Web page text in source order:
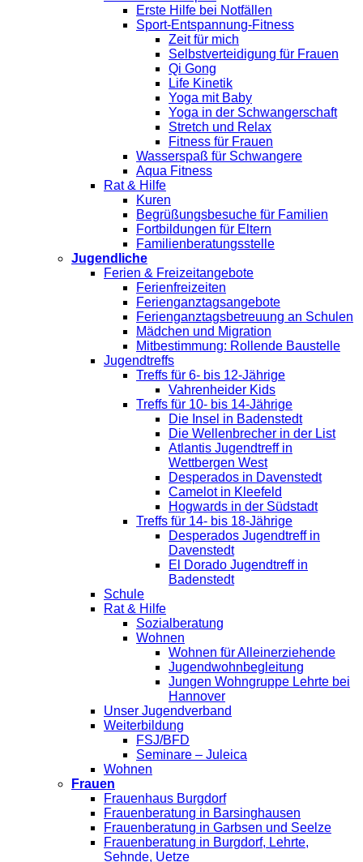
Erste Hilfe bei Notfällen
Sport-Entspannung-Fitness
Zeit für mich
Selbstverteidigung für Frauen
Qi Gong
Life Kinetik
Yoga mit Baby
Yoga in der Schwangerschaft
Stretch und Relax
Fitness für Frauen
Wasserspaß für Schwangere
Aqua Fitness
Rat & Hilfe
Kuren
Begrüßungsbesuche für Familien
Fortbildungen für Eltern
Familienberatungsstelle
Jugendliche
Ferien & Freizeitangebote
Ferienfreizeiten
Ferienganztagsangebote
Ferienganztagsbetreuung an Schulen
Mädchen und Migration
Mitbestimmung: Rollende Baustelle
Jugendtreffs
Treffs für 6- bis 12-Jährige
Vahrenheider Kids
Treffs für 10- bis 14-Jährige
Die Insel in Badenstedt
Die Wellenbrecher in der List
Atlantis Jugendtreff in
Wettbergen West
Desperados in Davenstedt
Camelot in Kleefeld
Hogwards in der Südstadt
Treffs für 14- bis 18-Jährige
Desperados Jugendtreff in
Davenstedt
El Dorado Jugendtreff in
Badenstedt
Schule
Rat & Hilfe
Sozialberatung
Wohnen
Wohnen für Alleinerziehende
Jugendwohnbegleitung
Jungen Wohngruppe Lehrte bei
Hannover
Unser Jugendverband
Weiterbildung
FSJ/BFD
Seminare – Juleica
Wohnen
Frauen
Frauenhaus Burgdorf
Frauenberatung in Barsinghausen
Frauenberatung in Garbsen und Seelze
Frauenberatung in Burgdorf, Lehrte,
Sehnde, Uetze